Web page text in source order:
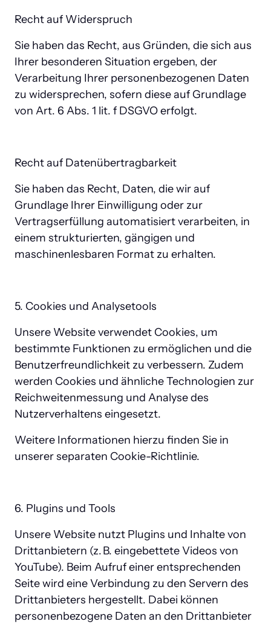
Recht auf Widerspruch
Sie haben das Recht, aus Gründen, die sich aus
Ihrer besonderen Situation ergeben, der
Verarbeitung Ihrer personenbezogenen Daten
zu widersprechen, sofern diese auf Grundlage
von Art. 6 Abs. 1 lit. f DSGVO erfolgt.
Recht auf Datenübertragbarkeit
Sie haben das Recht, Daten, die wir auf
Grundlage Ihrer Einwilligung oder zur
Vertragserfüllung automatisiert verarbeiten, in
einem strukturierten, gängigen und
maschinenlesbaren Format zu erhalten.
5. Cookies und Analysetools
Unsere Website verwendet Cookies, um
bestimmte Funktionen zu ermöglichen und die
Benutzerfreundlichkeit zu verbessern. Zudem
werden Cookies und ähnliche Technologien zur
Reichweitenmessung und Analyse des
Nutzerverhaltens eingesetzt.
Weitere Informationen hierzu finden Sie in
unserer separaten Cookie-Richtlinie.
6. Plugins und Tools
Unsere Website nutzt Plugins und Inhalte von
Drittanbietern (z. B. eingebettete Videos von
YouTube). Beim Aufruf einer entsprechenden
Seite wird eine Verbindung zu den Servern des
Drittanbieters hergestellt. Dabei können
personenbezogene Daten an den Drittanbieter